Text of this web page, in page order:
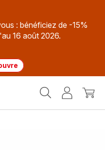
: bénéficiez de -15%
16 août 2026.
MonMon